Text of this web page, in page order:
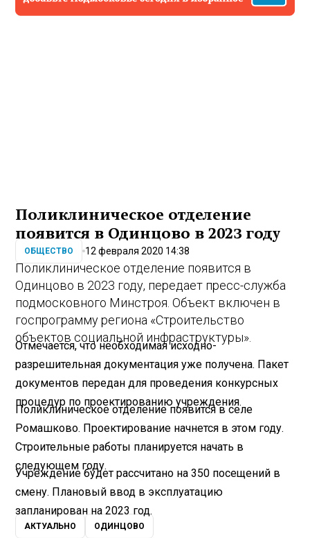
Поликлиническое отделение
появится в Одинцово в 2023 году
ОБЩЕСТВО 12 февраля 2020 14:38
Поликлиническое отделение появится в
Одинцово в 2023 году, передает пресс-служба
подмосковного Минстроя. Объект включен в
госпрограмму региона «Строительство
объектов социальной инфраструктуры».
Отмечается, что необходимая исходно-
разрешительная документация уже получена. Пакет
документов передан для проведения конкурсных
процедур по проектированию учреждения.
Поликлиническое отделение появится в селе
Ромашково. Проектирование начнется в этом году.
Строительные работы планируется начать в
следующем году.
Учреждение будет рассчитано на 350 посещений в
смену. Плановый ввод в эксплуатацию
запланирован на 2023 год.
АКТУАЛЬНО ОДИНЦОВО